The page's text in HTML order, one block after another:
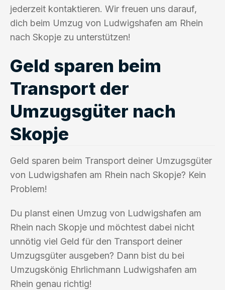
jederzeit kontaktieren. Wir freuen uns darauf,
dich beim Umzug von Ludwigshafen am Rhein
nach Skopje zu unterstützen!
Geld sparen beim
Transport der
Umzugsgüter nach
Skopje
Geld sparen beim Transport deiner Umzugsgüter
von Ludwigshafen am Rhein nach Skopje? Kein
Problem!
Du planst einen Umzug von Ludwigshafen am
Rhein nach Skopje und möchtest dabei nicht
unnötig viel Geld für den Transport deiner
Umzugsgüter ausgeben? Dann bist du bei
Umzugskönig Ehrlichmann Ludwigshafen am
Rhein genau richtig!